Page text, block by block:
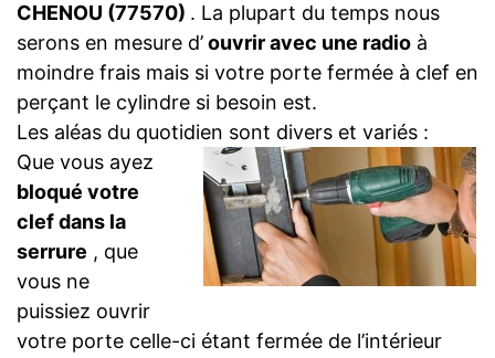
CHENOU (77570) . La plupart du temps nous
serons en mesure d’ouvrir avec une radio à
moindre frais mais si votre porte fermée à clef en
perçant le cylindre si besoin est.
Les aléas du quotidien sont divers et variés :
Que vous ayez
bloqué votre
clef dans la
serrure , que
vous ne
puissiez ouvrir
votre porte celle-ci étant fermée de l’intérieur